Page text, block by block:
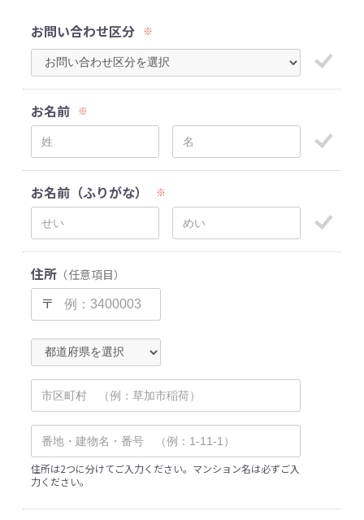
お問い合わせ区分 ※
お名前 ※
お名前（ふりがな） ※
住所 （任意項目）
〒
住所は2つに分けてご入力ください。マンション名は必ずご入
力ください。